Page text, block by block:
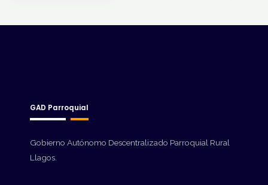
GAD Parroquial
Gobierno Autónomo Descentralizado Parroquial Rural
Llagos.